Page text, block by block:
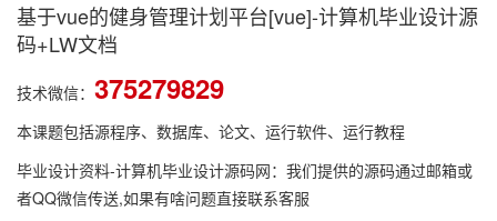
基于vue的健身管理计划平台[vue]-计算机毕业设计源
码+LW文档
技术微信： 375279829
本课题包括源程序、数据库、论文、运行软件、运行教程
毕业设计资料-计算机毕业设计源码网：我们提供的源码通过邮箱或
者QQ微信传送,如果有啥问题直接联系客服